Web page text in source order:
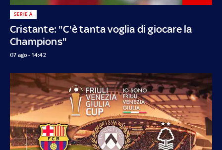
Cristante: "C'è tanta voglia di giocare la
Champions"
SERIE A
07 ago - 14:42